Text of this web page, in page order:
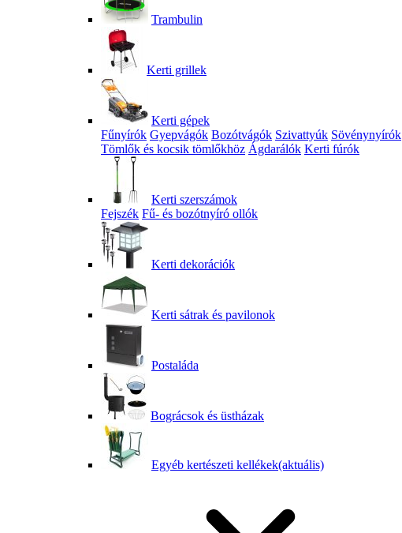
Trambulin
Kerti grillek
Kerti gépek
Fűnyírók Gyepvágók Bozótvágók Szivattyúk Sövénynyírók
Tömlők és kocsik tömlőkhöz Ágdarálók Kerti fúrók
Kerti szerszámok
Fejszék Fű- és bozótnyíró ollók
Kerti dekorációk
Kerti sátrak és pavilonok
Postaláda
Bográcsok és üstházak
Egyéb kertészeti kellékek(aktuális)